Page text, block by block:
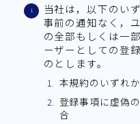
当社は，以下のい
事前の通知なく，
の全部もしくは一
ーザーとしての登
のとします。
本規約のいずれ
登録事項に虚偽
合